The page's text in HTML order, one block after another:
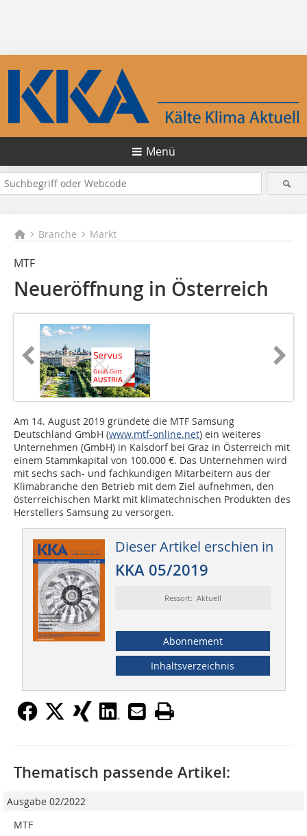
Menü
Branche Markt
MTF
Neueröffnung in Österreich
Am 14. August 2019 gründete die MTF Samsung
Deutschland GmbH (www.mtf-online.net) ein weiteres
Unternehmen (GmbH) in Kalsdorf bei Graz in Österreich mit
einem Stammkapital von 100.000 €. Das Unternehmen wird
mit sechs sach- und fachkundigen Mitarbeitern aus der
Klimabranche den Betrieb mit dem Ziel aufnehmen, den
österreichischen Markt mit klimatechnischen Produkten des
Herstellers Samsung zu versorgen.
Dieser Artikel erschien in
KKA 05/2019
Ressort: Aktuell
Abonnement
Inhaltsverzeichnis
Thematisch passende Artikel:
Ausgabe 02/2022
MTF